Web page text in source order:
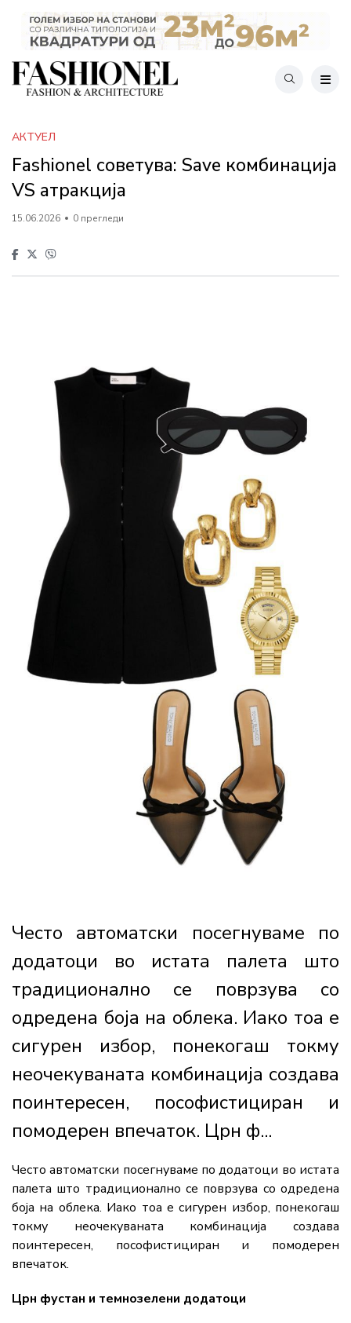
АКТУЕЛ
Fashionel советува: Save комбинација
VS атракција
15.06.2026 0 прегледи
Често автоматски посегнуваме по
додатоци во истата палета што
традиционално се поврзува со
одредена боја на облека. Иако тоа е
сигурен избор, понекогаш токму
неочекуваната комбинација создава
поинтересен, пософистициран и
помодерен впечаток. Црн ф...
Често автоматски посегнуваме по додатоци во истата
палета што традиционално се поврзува со одредена
боја на облека. Иако тоа е сигурен избор, понекогаш
токму неочекуваната комбинација создава
поинтересен, пософистициран и помодерен
впечаток.
Црн фустан и темнозелени додатоци